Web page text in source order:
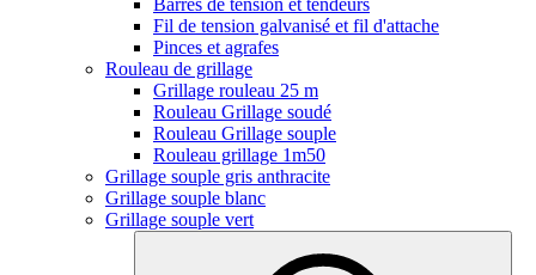
Barres de tension et tendeurs
Fil de tension galvanisé et fil d'attache
Pinces et agrafes
Rouleau de grillage
Grillage rouleau 25 m
Rouleau Grillage soudé
Rouleau Grillage souple
Rouleau grillage 1m50
Grillage souple gris anthracite
Grillage souple blanc
Grillage souple vert